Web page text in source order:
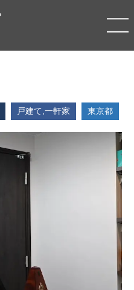
戸建て,一軒家 東京都